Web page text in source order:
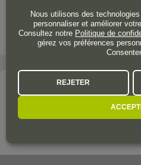
SINDICAT LA
Nous utilisons des
personnaliser et améliorer
Consultez notre Politique de
gérez vos préférences
REJETER